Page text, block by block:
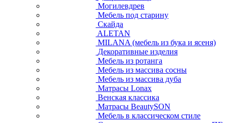
Могилевдрев
Мебель под старину
Скайда
ALETAN
MILANA (мебель из бука и ясеня)
Декоративные изделия
Мебель из ротанга
Мебель из массива сосны
Мебель из массива дуба
Матрасы Lonax
Венская классика
Матрасы BeautySON
Мебель в классическом стиле